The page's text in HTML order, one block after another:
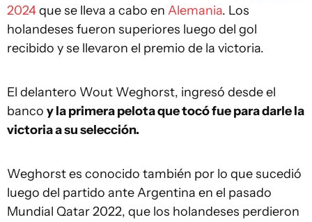
2024que se lleva a cabo en Alemania. Los
holandeses fueron superiores luego del gol
recibido y se llevaron el premio de la victoria.
El delantero Wout Weghorst, ingresó desde el
banco y la primera pelota que tocó fue para darle la
victoria a su selección.
Weghorst es conocido también por lo que sucedió
luego del partido ante Argentina en el pasado
Mundial Qatar 2022, que los holandeses perdieron